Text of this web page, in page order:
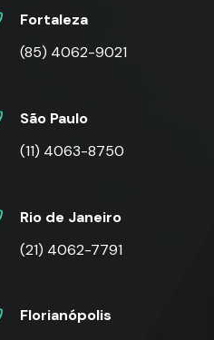
Fortaleza
(85) 4062-9021
São Paulo
(11) 4063-8750
Rio de Janeiro
(21) 4062-7791
Florianópolis